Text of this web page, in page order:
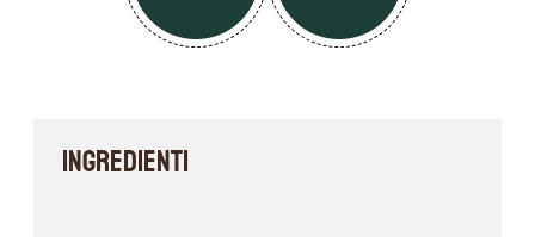
INGREDIENTI